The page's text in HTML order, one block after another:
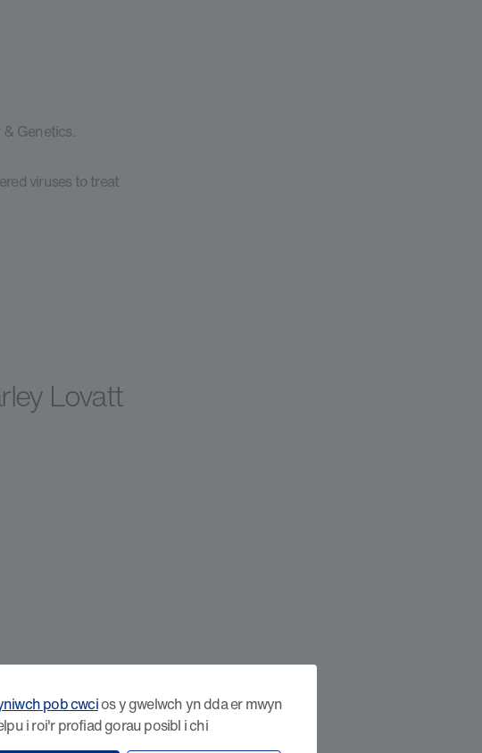
pob cwcios y gwelwch yn dda er mwyn
i roi'r profiad gorau posibl i chi
& Genetics.
viruses to treat
Lovatt